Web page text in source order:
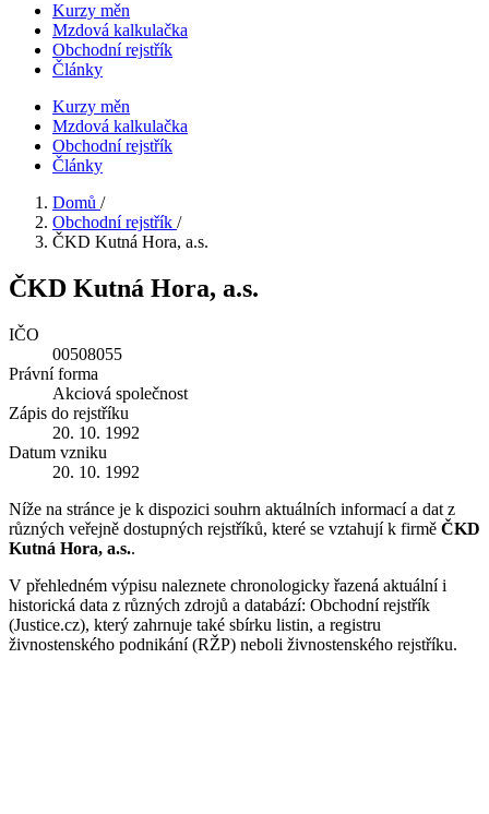
Kurzy měn
Mzdová kalkulačka
Obchodní rejstřík
Články
Kurzy měn
Mzdová kalkulačka
Obchodní rejstřík
Články
Domů /
Obchodní rejstřík /
ČKD Kutná Hora, a.s.
ČKD Kutná Hora, a.s.
IČO
00508055
Právní forma
Akciová společnost
Zápis do rejstříku
20. 10. 1992
Datum vzniku
20. 10. 1992
Níže na stránce je k dispozici souhrn aktuálních informací a dat z
různých veřejně dostupných rejstříků, které se vztahují k firmě ČKD
Kutná Hora, a.s..
V přehledném výpisu naleznete chronologicky řazená aktuální i
historická data z různých zdrojů a databází: Obchodní rejstřík
(Justice.cz), který zahrnuje také sbírku listin, a registru
živnostenského podnikání (RŽP) neboli živnostenského rejstříku.